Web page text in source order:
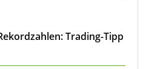
Trading-Tipp